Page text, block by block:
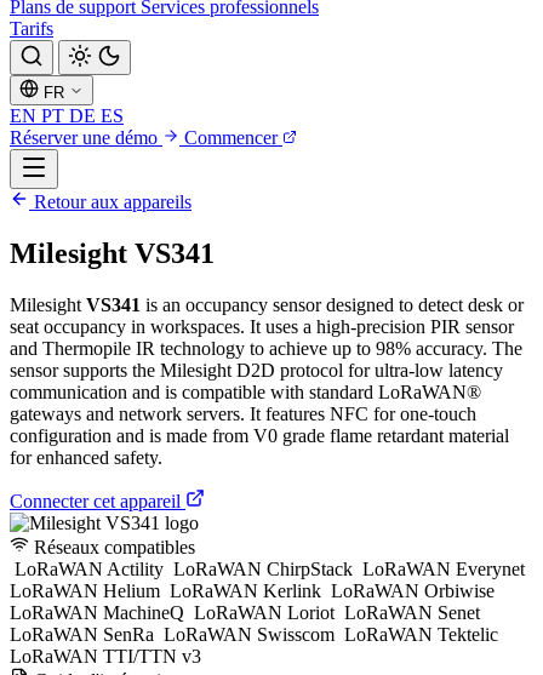
Plans de support Services professionnels
Tarifs
FR
EN PT DE ES
Réserver une démo
Commencer
Retour aux appareils
Milesight VS341
Milesight VS341 is an occupancy sensor designed to detect desk or
seat occupancy in workspaces. It uses a high-precision PIR sensor
and Thermopile IR technology to achieve up to 98% accuracy. The
sensor supports the Milesight D2D protocol for ultra-low latency
communication and is compatible with standard LoRaWAN®
gateways and network servers. It features NFC for one-touch
configuration and is made from V0 grade flame retardant material
for enhanced safety.
Connecter cet appareil
Réseaux compatibles
LoRaWAN Actility LoRaWAN ChirpStack LoRaWAN Everynet
LoRaWAN Helium LoRaWAN Kerlink LoRaWAN Orbiwise
LoRaWAN MachineQ LoRaWAN Loriot LoRaWAN Senet
LoRaWAN SenRa LoRaWAN Swisscom LoRaWAN Tektelic
LoRaWAN TTI/TTN v3